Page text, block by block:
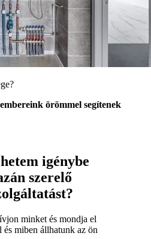
örömmel segítenek
igénybe
szerelő
minket és mondja el
miben állhatunk az ön